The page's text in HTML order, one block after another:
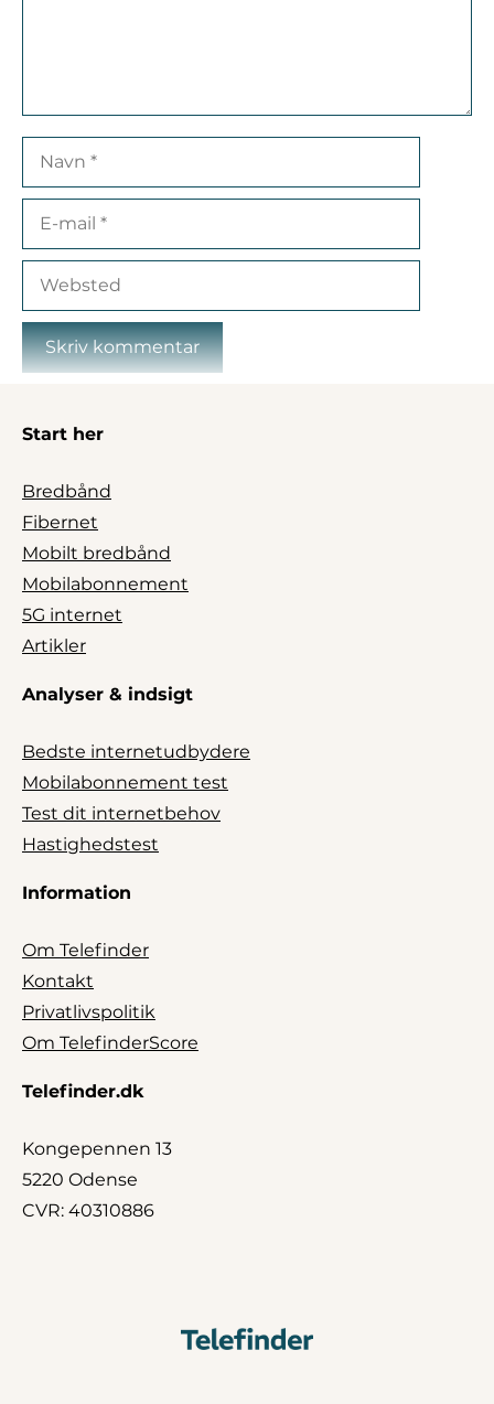
Navn
mail
Websted
Start her
Bredbånd
Fibernet
Mobilt bredbånd
Mobilabonnement
5G internet
Artikler
Analyser & indsigt
Bedste internetudbydere
Mobilabonnement test
Test dit internetbehov
Hastighedstest
Information
Om Telefinder
Kontakt
Privatlivspolitik
Om TelefinderScore
Telefinder.dk
Kongepennen 13
5220 Odense
CVR: 40310886